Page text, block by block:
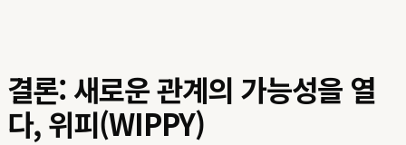
결론: 새로운 관계의 가능성을 열
다, 위피(WIPPY)